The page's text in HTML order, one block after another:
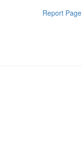
Report Page